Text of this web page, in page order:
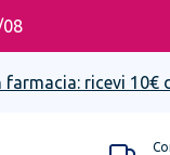
farmacia: ricevi 10€